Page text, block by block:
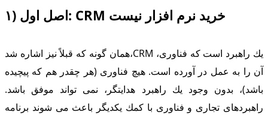
۱) اصل اول: CRM خرید نرم افزار نیست
همان گونه كه قبلاً نیز اشاره شد،CRM یك راهبرد است كه فناوری،
آن را به عمل در آورده است. هیچ فناوری (هر چقدر هم كه پیچیده
باشد)، بدون وجود یك راهبرد هدایتگر، نمی تواند موفق باشد.
راهبردهای تجاری و فناوری با كمك یكدیگر باعث می شوند برنامه